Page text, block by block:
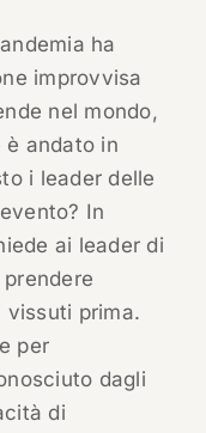
ha
improvvisa
nel mondo,
è andato in
i leader delle
In
ai leader di
vissuti prima.
per
dagli
di